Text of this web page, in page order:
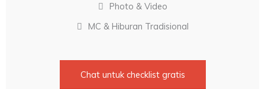
Photo & Video
MC & Hiburan Tradisional
Chat untuk checklist gratis